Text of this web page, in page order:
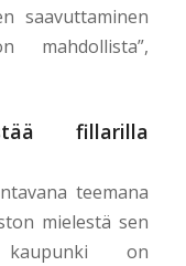
saavuttaminen
mahdollista”,
fillarilla
teemana
mielestä sen
kaupunki on